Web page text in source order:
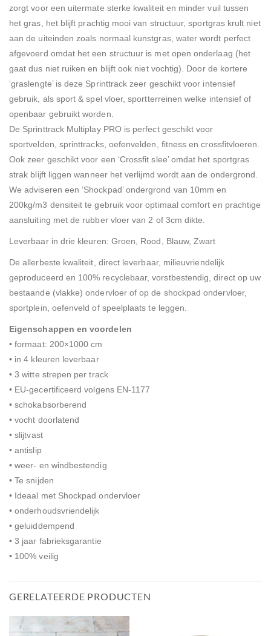
zorgt voor een uitermate sterke kwaliteit en minder vuil tussen
het gras, het blijft prachtig mooi van structuur, sportgras krult niet
aan de uiteinden zoals normaal kunstgras, water wordt perfect
afgevoerd omdat het een structuur is met open onderlaag (het
gaat dus niet ruiken en blijft ook niet vochtig). Door de kortere
‘graslengte’ is deze Sprinttrack zeer geschikt voor intensief
gebruik, als sport & spel vloer, sportterreinen welke intensief of
openbaar gebruikt worden.
De Sprinttrack Multiplay PRO is perfect geschikt voor
sportvelden, sprinttracks, oefenvelden, fitness en crossfitvloeren.
Ook zeer geschikt voor een ‘Crossfit slee’ omdat het sportgras
strak blijft liggen wanneer het verlijmd wordt aan de ondergrond.
We adviseren een ‘Shockpad’ ondergrond van 10mm en
200kg/m3 densiteit te gebruik voor optimaal comfort en prachtige
aansluiting met de rubber vloer van 2 of 3cm dikte.
Leverbaar in drie kleuren: Groen, Rood, Blauw, Zwart
De allerbeste kwaliteit, direct leverbaar, milieuvriendelijk
geproduceerd en 100% recyclebaar, vorstbestendig, direct op uw
bestaande (vlakke) ondervloer of op de shockpad ondervloer,
sportplein, oefenveld of speelplaats te leggen.
Eigenschappen en voordelen
• formaat: 200×1000 cm
• in 4 kleuren leverbaar
• 3 witte strepen per track
• EU-gecertificeerd volgens EN-1177
• schokabsorberend
• vocht doorlatend
• slijtvast
• antislip
• weer- en windbestendig
• Te snijden
• Ideaal met Shockpad ondervloer
• onderhoudsvriendelijk
• geluiddempend
• 3 jaar fabrieksgarantie
• 100% veilig
GERELATEERDE PRODUCTEN